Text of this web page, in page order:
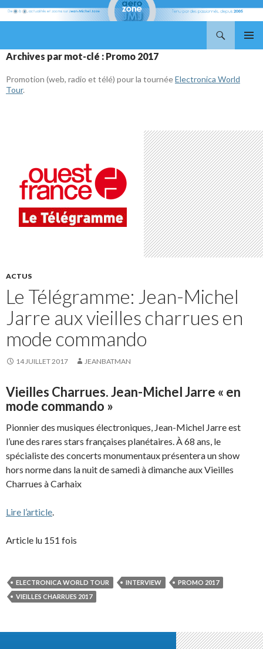
AU
Archives par mot-clé : Promo 2017
Promotion (web, radio et télé) pour la tournéeElectronica World
Tour.
ACTUS
Le Télégramme: Jean-Michel
Jarre aux vieilles charrues en
mode commando
14 JUILLET 2017 JEANBATMAN
Vieilles Charrues. Jean-Michel Jarre « en
mode commando »
Pionnier des musiques électroniques, Jean-Michel Jarre est
l’une des rares stars françaises planétaires. À 68 ans, le
spécialiste des concerts monumentaux présentera un show
hors norme dans la nuit de samedi à dimanche aux Vieilles
Charrues à Carhaix
Lire l’article.
Article lu 151 fois
ELECTRONICA WORLD TOUR INTERVIEW
PROMO 2017
VIEILLES CHARRUES 2017